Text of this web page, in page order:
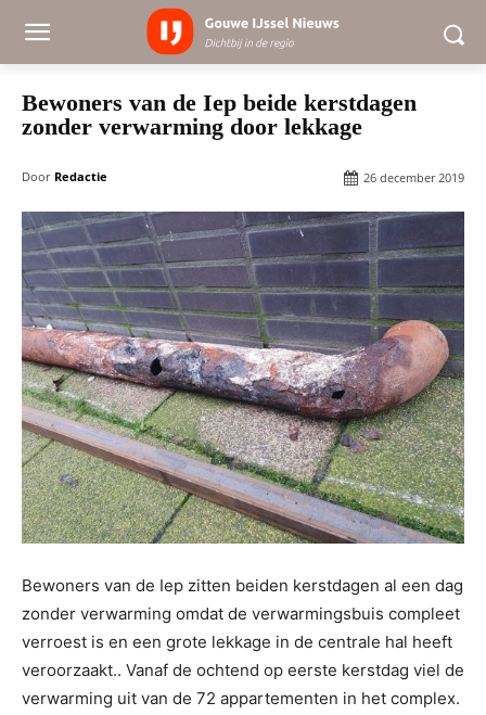
Bewoners van de Iep beide kerstdagen
zonder verwarming door lekkage
Door Redactie 26 december 2019
Bewoners van de Iep zitten beiden kerstdagen al een dag
zonder verwarming omdat de verwarmingsbuis compleet
verroest is en een grote lekkage in de centrale hal heeft
veroorzaakt.. Vanaf de ochtend op eerste kerstdag viel de
verwarming uit van de 72 appartementen in het complex.